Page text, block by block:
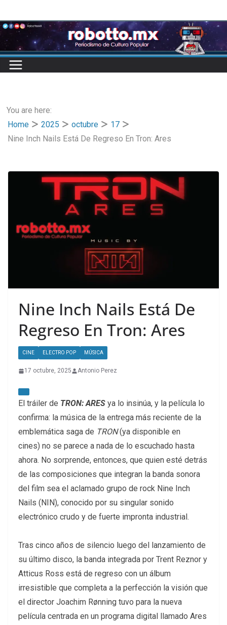
to
content
You are here:
Home
2025 octubre
17
Nine Inch Nails Está De Regreso En Tron: Ares
Nine Inch Nails Está De
Regreso En Tron: Ares
CINE ELECTRO POP MÚSICA
17 octubre, 2025 Antonio Perez
El tráiler de TRON: ARES ya lo insinúa, y la película lo
confirma: la música de la entrega más reciente de la
emblemática saga de TRON(ya disponible en
cines) no se parece a nada de lo escuchado hasta
ahora. No sorprende, entonces, que quien esté detrás
de las composiciones que integran la banda sonora
del film sea el aclamado grupo de rock Nine Inch
Nails (NIN), conocido por su singular sonido
electrónico crudo y de fuerte impronta industrial.
Tras cinco años de silencio luego del lanzamiento de
su último disco, la banda integrada por Trent Reznor y
Atticus Ross está de regreso con un álbum
irresistible que completa a la perfección la visión que
el director Joachim Rønning tuvo para la nueva
película centrada en un programa digital llamado Ares